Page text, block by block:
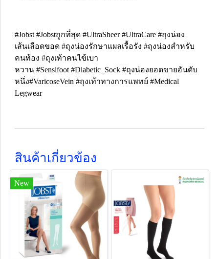
#Jobst #Jobstถูกที่สุด #UltraSheer #UltraCare #ถุงน่อง
เส้นเลือดขอด #ถุงน่องรักษาแผลเรื้อรัง #ถุงน่องสำหรับ
คนท้อง #ถุงเท้าคนไข้เบา
หวาน #Sensifoot #Diabetic_Sock #ถุงน่องยอดขายอันดับ
หนึ่ง#VaricoseVein #ถุงเท้าทางการแพทย์ #Medical
Legwear
สินค้าเกี่ยวข้อง
New